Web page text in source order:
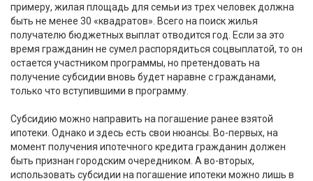
примеру, жилая площадь для семьи из трех человек должна
быть не менее 30 «квадратов». Всего на поиск жилья
получателю бюджетных выплат отводится год. Если за это
время гражданин не сумел распорядиться соцвыплатой, то он
остается участником программы, но претендовать на
получение субсидии вновь будет наравне с гражданами,
только что вступившими в программу.
Субсидию можно направить на погашение ранее взятой
ипотеки. Однако и здесь есть свои нюансы. Во-первых, на
момент получения ипотечного кредита гражданин должен
быть признан городским очередником. А во-вторых,
использовать субсидии на погашение ипотеки можно лишь в